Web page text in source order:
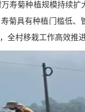
寿菊种植规模持续扩
菊具有种植门槛低
全村移栽工作高效推